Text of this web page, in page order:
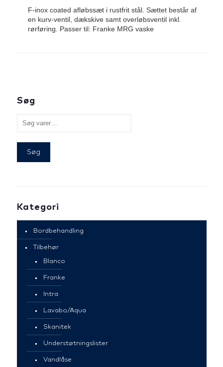
F-inox coated afløbssæt i rustfrit stål. Sættet består af
en kurv-ventil, dækskive samt overløbsventil inkl.
rørføring. Passer til: Franke MRG vaske
Søg
Søg
Kategori
Bordbehandling
Tilbehør
Blanco
Franke
Intra
Lavabo/Aqua
Skanitek
Understøtningslister
Vandlåse